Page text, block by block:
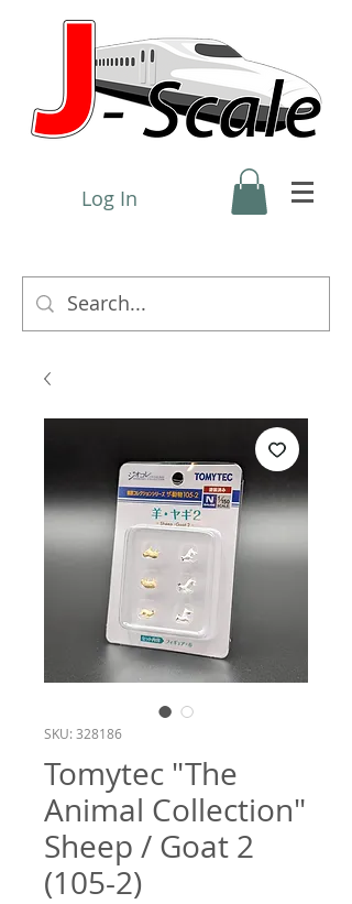
Log In
SKU: 328186
Tomytec "The
Animal Collection"
Sheep / Goat 2
(105-2)